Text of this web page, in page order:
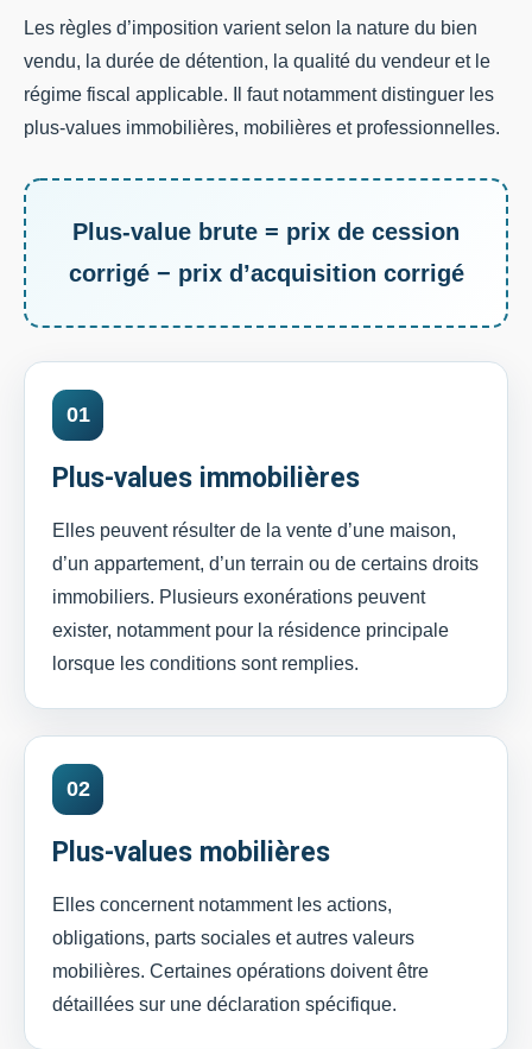
Les règles d’imposition varient selon la nature du bien
vendu, la durée de détention, la qualité du vendeur et le
régime fiscal applicable. Il faut notamment distinguer les
plus-values immobilières, mobilières et professionnelles.
Plus-value brute = prix de cession
corrigé − prix d’acquisition corrigé
01
Plus-values immobilières
Elles peuvent résulter de la vente d’une maison,
d’un appartement, d’un terrain ou de certains droits
immobiliers. Plusieurs exonérations peuvent
exister, notamment pour la résidence principale
lorsque les conditions sont remplies.
02
Plus-values mobilières
Elles concernent notamment les actions,
obligations, parts sociales et autres valeurs
mobilières. Certaines opérations doivent être
détaillées sur une déclaration spécifique.